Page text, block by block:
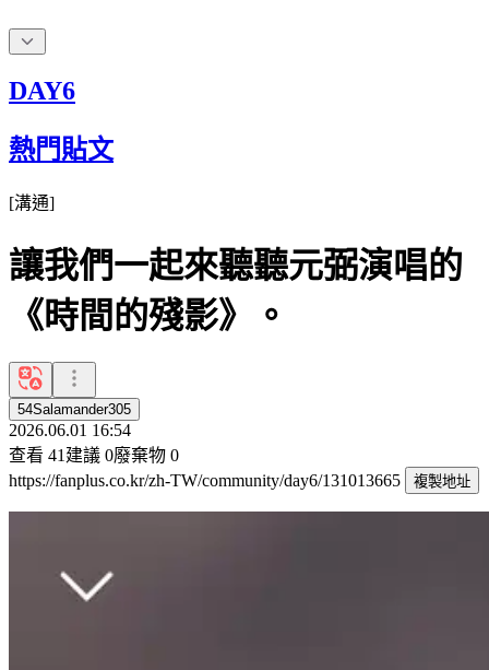
DAY6
熱門貼文
[溝通]
讓我們一起來聽聽元弼演唱的
《時間的殘影》。
54Salamander305
2026.06.01 16:54
查看 41 建議 0廢棄物 0
https://fanplus.co.kr/zh-TW/community/day6/131013665
複製地址